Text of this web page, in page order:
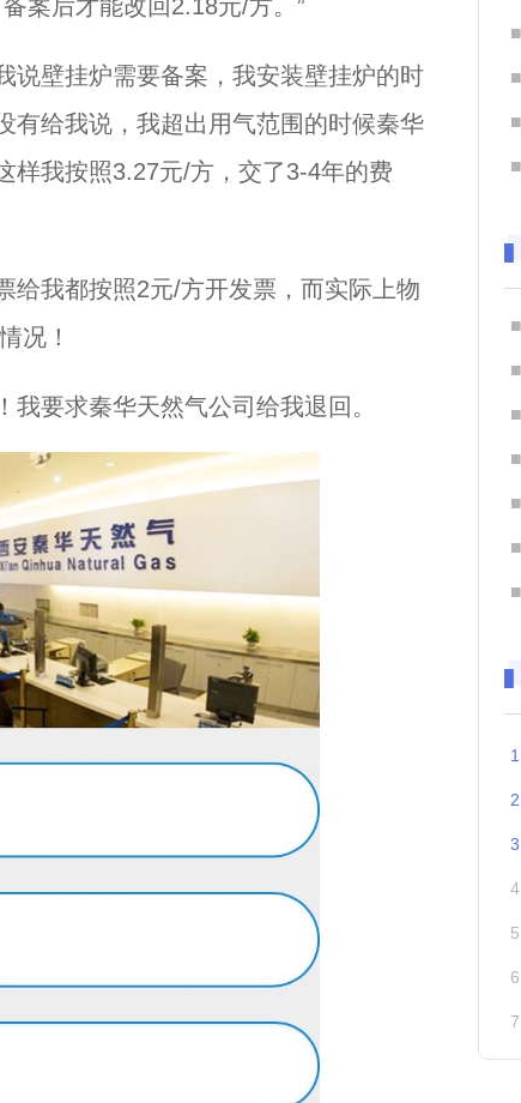
案后才能改回2.18元/方。”
说壁挂炉需要备案，我安装壁挂炉的时
有给我说，我超出用气范围的时候秦华
样我按照3.27元/方，交了3-4年的费
给我都按照2元/方开发票，而实际上物
况！
要求秦华天然气公司给我退回。